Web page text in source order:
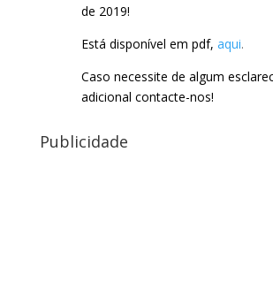
de 2019!
Está disponível em pdf, aqui.
Caso necessite de algum
adicional contacte-nos!
Publicidade